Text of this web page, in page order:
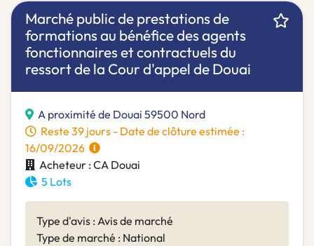
Marché public de prestations de
formations au bénéfice des agents
fonctionnaires et contractuels du
ressort de la Cour d'appel de Douai
A proximité de Douai 59500 Nord
Reste 39 jours - Date de clôture estimée :
16/09/2026
Acheteur : CA Douai
5 Lots
Type d'avis : Avis de marché
Type de marché : National